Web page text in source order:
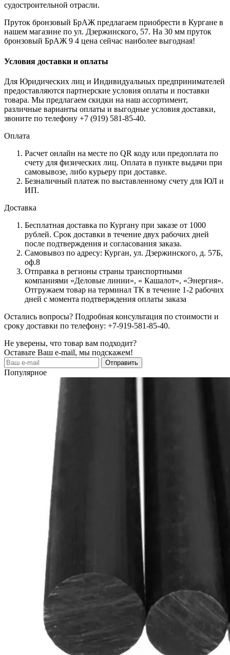
судостроительной отрасли.
Пруток бронзовый БрАЖ предлагаем приобрести в Кургане в
нашем магазине по ул. Дзержинского, 57. На 30 мм пруток
бронзовый БрАЖ 9 4 цена сейчас наиболее выгодная!
Условия доставки и оплаты
Для Юридических лиц и Индивидуальных предпринимателей
предоставляются партнерские условия оплаты и поставки
товара. Мы предлагаем скидки на наш ассортимент,
различные варианты оплаты и выгодные условия доставки,
звоните по телефону +7 (919) 581-85-40.
Оплата
Расчет онлайн на месте по QR коду или предоплата по
счету для физических лиц. Оплата в пункте выдачи при
самовывозе, либо курьеру при доставке.
Безналичный платеж по выставленному счету для ЮЛ и
ИП.
Доставка
Бесплатная доставка по Кургану при заказе от 1000
рублей. Срок доставки в течение двух рабочих дней
после подтверждения и согласования заказа.
Самовывоз по адресу: Курган, ул. Дзержинского, д. 57Б,
оф.8
Отправка в регионы страны транспортными
компаниями «Деловые линии», « Кашалот», «Энергия».
Отгружаем товар на терминал ТК в течение 1-2 рабочих
дней с момента подтверждения оплаты заказа
Остались вопросы? Подробная консультация по стоимости и
сроку доставки по телефону: +7-919-581-85-40.
Не уверены, что товар вам подходит?
Оставьте Ваш e-mail, мы подскажем!
Популярное